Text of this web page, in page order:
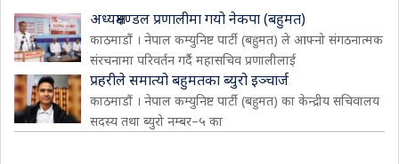
अध्यक्षमण्डल प्रणालीमा गयो नेकपा (बहुमत)
काठमाडौं । नेपाल कम्युनिष्ट पार्टी (बहुमत) ले आफ्नो संगठनात्मक
संरचनामा परिवर्तन गर्दै महासचिव प्रणालीलाई
प्रहरीले समात्यो बहुमतका ब्युरो इञ्चार्ज
काठमाडौं । नेपाल कम्युनिष्ट पार्टी (बहुमत) का केन्द्रीय सचिवालय
सदस्य तथा ब्युरो नम्बर–५ का